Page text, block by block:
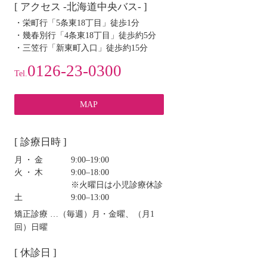
[ アクセス -北海道中央バス- ]
・栄町行「5条東18丁目」徒歩1分
・幾春別行「4条東18丁目」徒歩約5分
・三笠行「新東町入口」徒歩約15分
Tel. 0126-23-0300
MAP
[ 診療日時 ]
月・金
9:00‒19:00
火・木
9:00‒18:00
※火曜日は小児診療休診
土
9:00‒13:00
矯正診療 …（毎週）月・金曜、（月1
回）日曜
[ 休診日 ]